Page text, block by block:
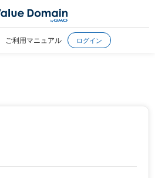
ご利用マニュアル ログイン